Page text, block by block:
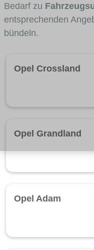
Bedarf zu
entsprechenden
bündeln.
Opel Crossland
Opel Grandland
Opel Adam